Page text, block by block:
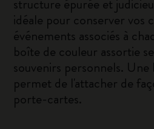
structure épurée et
idéale pour conserver vos
événements associés à
boîte de couleur assortie
souvenirs personnels. Une
permet de l'attacher de
porte-cartes.